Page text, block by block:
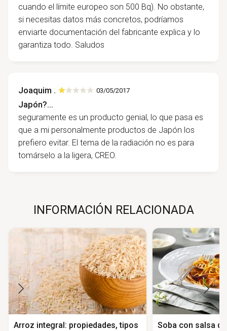
cuando el límite europeo son 500 Bq). No obstante,
si necesitas datos más concretos, podríamos
enviarte documentación del fabricante explica y lo
garantiza todo. Saludos
Joaquim . 03/05/2017
Japón?...
seguramente es un producto genial, lo que pasa es
que a mi personalmente productos de Japón los
prefiero evitar. El tema de la radiación no es para
tomárselo a la ligera, CREO.
INFORMACIÓN RELACIONADA
Arroz integral: propiedades, tipos
Soba con salsa